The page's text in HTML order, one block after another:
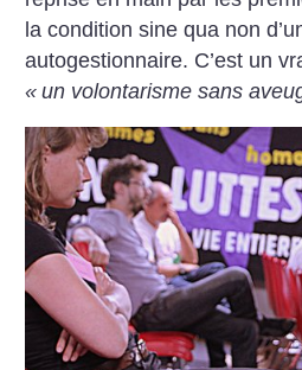
la condition sine qua non
autogestionnaire. C’est un
« un volontarisme sans